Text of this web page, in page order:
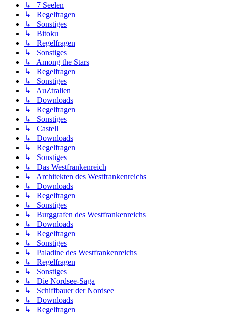
↳ 7 Seelen
↳ Regelfragen
↳ Sonstiges
↳ Bitoku
↳ Regelfragen
↳ Sonstiges
↳ Among the Stars
↳ Regelfragen
↳ Sonstiges
↳ AuZtralien
↳ Downloads
↳ Regelfragen
↳ Sonstiges
↳ Castell
↳ Downloads
↳ Regelfragen
↳ Sonstiges
↳ Das Westfrankenreich
↳ Architekten des Westfrankenreichs
↳ Downloads
↳ Regelfragen
↳ Sonstiges
↳ Burggrafen des Westfrankenreichs
↳ Downloads
↳ Regelfragen
↳ Sonstiges
↳ Paladine des Westfrankenreichs
↳ Regelfragen
↳ Sonstiges
↳ Die Nordsee-Saga
↳ Schiffbauer der Nordsee
↳ Downloads
↳ Regelfragen